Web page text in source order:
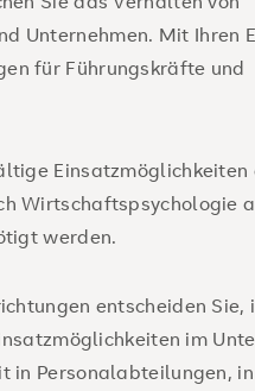
Unternehmen. Mit Ihren
für Führungskräfte und
Einsatzmöglichkeiten
Wirtschaftspsychologie
werden.
entscheiden Sie,
im
in Personalabteilungen,